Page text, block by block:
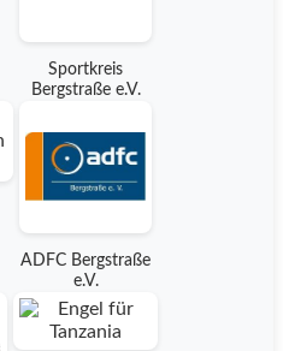
Sportkreis
Bergstraße e.V.
ADFC Bergstraße
e.V.